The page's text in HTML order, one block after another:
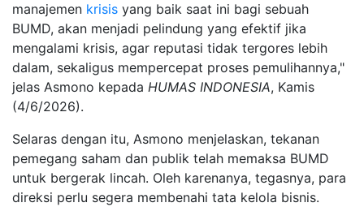
manajemen krisis yang baik saat ini bagi sebuah
BUMD, akan menjadi pelindung yang efektif jika
mengalami krisis, agar reputasi tidak tergores lebih
dalam, sekaligus mempercepat proses pemulihannya,"
jelas Asmono kepada HUMAS INDONESIA, Kamis
(4/6/2026).
Selaras dengan itu, Asmono menjelaskan, tekanan
pemegang saham dan publik telah memaksa BUMD
untuk bergerak lincah. Oleh karenanya, tegasnya, para
direksi perlu segera membenahi tata kelola bisnis.